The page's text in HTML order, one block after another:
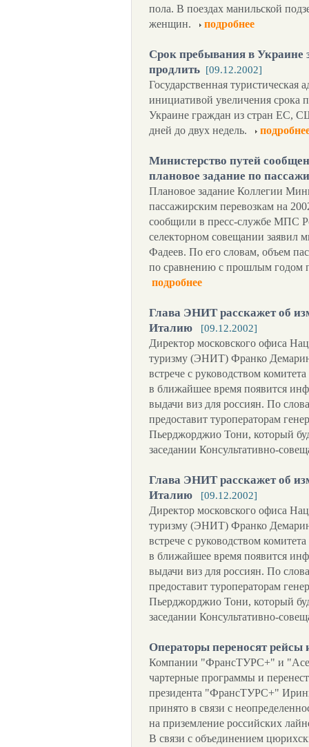
пола. В поездах манильской
женщин.
подробнее
Срок пребывания в Украине
продлить [09.12.2002]
Государственная туристическая
инициативой увеличения срока
Украине граждан из стран ЕС,
дней до двух недель.
Министерство путей
плановое задание по
Плановое задание Коллегии
пассажирским перевозкам на
сообщили в пресс-службе МПС
селекторном совещании заявил
Фадеев. По его словам, объем
по сравнению с прошлым годом
подробнее
Глава ЭНИТ расскажет об
Италию
[09.12.2002]
Директор московского офиса
туризму (ЭНИТ) Франко
встрече с руководством
в ближайшее время появится
выдачи виз для россиян. По
предоставит туроператорам
Пьерджорджио Тони, который
заседании Консультативно-
Глава ЭНИТ расскажет об
Италию
[09.12.2002]
Директор московского офиса
туризму (ЭНИТ) Франко
встрече с руководством
в ближайшее время появится
выдачи виз для россиян. По
предоставит туроператорам
Пьерджорджио Тони, который
заседании Консультативно-
Операторы переносят
Компании "ФрансТУРС+" и
чартерные программы и
президента "ФрансТУРС+"
принято в связи с
на приземление российских
В связи с объединением